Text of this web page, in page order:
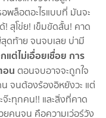
พล็อตอะไรแบบที่ มันจะ
สุโข่ย! เข็มขัดสั้น! คาด
ดท้าย จนจบเลย บ่ามี
ต่ไม่เอื่อยเชื่อย การ
อน ตอนจบอาจจะถูกใจ
จนต้องร้องอิหยังวะ แต่
ะทุกคน!! และสิ่งที่คาด
คนจน คือความเว่อร์วัง